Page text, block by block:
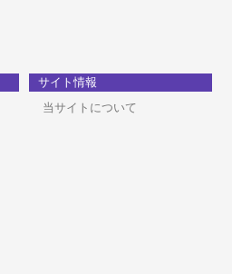
サイト情報
当サイトについて